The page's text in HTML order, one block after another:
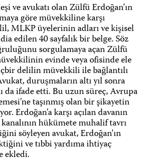
ve avukatı olan Zülfü Erdoğan’ın
göre müvekkiline karşı
MLKP üyelerinin adları ve kişisel
edilen 40 sayfalık bir belge. Söz
sorgulamaya açan Zülfü
evinde veya ofisinde ele
delilin müvekkili ile bağlantılı
duruşmaların altı yıl sonra
da ifade etti. Bu uzun süreç, Avrupa
taşınmış olan bir şikayetin
Erdoğan’a karşı açılan davanın
hükümete muhalif tavrı
söyleyen avukat, Erdoğan’ın
ve tıbbi yardıma ihtiyaç
ekledi.